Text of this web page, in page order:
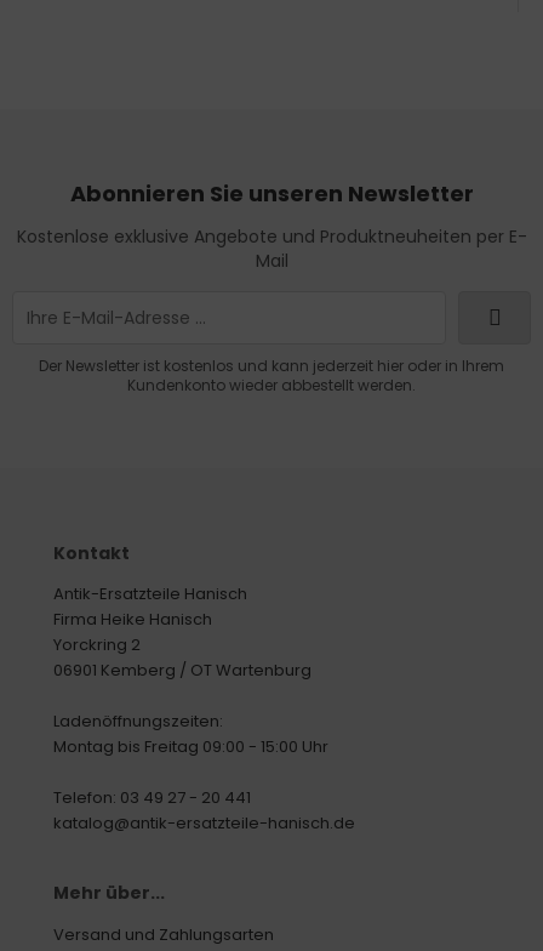
Abonnieren Sie unseren Newsletter
Kostenlose exklusive Angebote und Produktneuheiten per E-
Mail
Der Newsletter ist kostenlos und kann jederzeit hier oder in Ihrem
Kundenkonto wieder abbestellt werden.
Kontakt
Antik-Ersatzteile Hanisch
Firma Heike Hanisch
Yorckring 2
06901 Kemberg / OT Wartenburg
Ladenöffnungszeiten:
Montag bis Freitag 09:00 - 15:00 Uhr
Telefon: 03 49 27 - 20 441
katalog@antik-ersatzteile-hanisch.de
Mehr über...
Versand und Zahlungsarten